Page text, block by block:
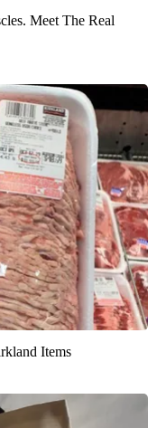
Meet The Real
Items